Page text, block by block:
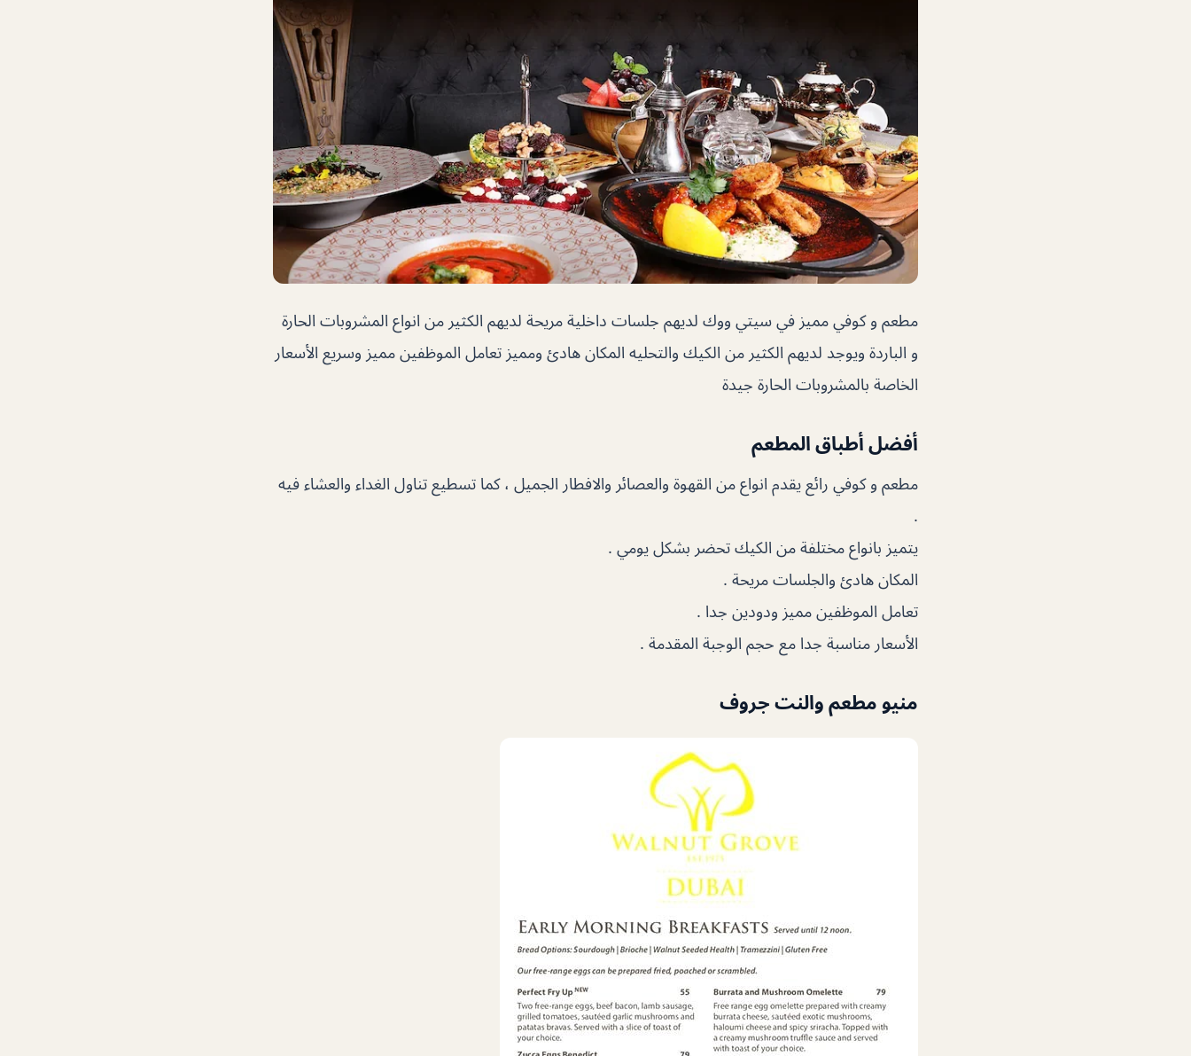
مطعم و كوفي مميز في سيتي ووك لديهم جلسات داخلية مريحة لديهم الكثير من انواع المشروبات الحارة
و الباردة ويوجد لديهم الكثير من الكيك والتحليه المكان هادئ ومميز تعامل الموظفين مميز وسريع الأسعار
الخاصة بالمشروبات الحارة جيدة
أفضل أطباق المطعم
مطعم و كوفي رائع يقدم انواع من القهوة والعصائر والافطار الجميل ، كما تسطيع تناول الغداء والعشاء فيه
.
يتميز بانواع مختلفة من الكيك تحضر بشكل يومي .
المكان هادئ والجلسات مريحة .
تعامل الموظفين مميز ودودين جدا .
الأسعار مناسبة جدا مع حجم الوجبة المقدمة .
منيو مطعم والنت جروف